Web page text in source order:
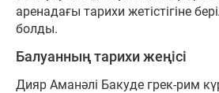
аренадағы тарихи жетістігіне
болды.
Балуанның тарихи жеңісі
Дияр Аманәлі Бакуде грек-рим